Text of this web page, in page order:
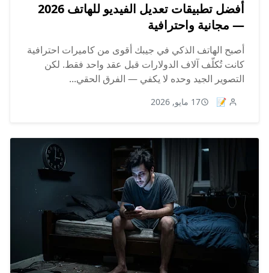
أفضل تطبيقات تعديل الفيديو للهاتف 2026
— مجانية واحترافية
أصبح الهاتف الذكي في جيبك أقوى من كاميرات احترافية
كانت تُكلّف آلاف الدولارات قبل عقد واحد فقط. لكن
التصوير الجيد وحده لا يكفي — الفرق الحقي...
📝 17 مايو, 2026